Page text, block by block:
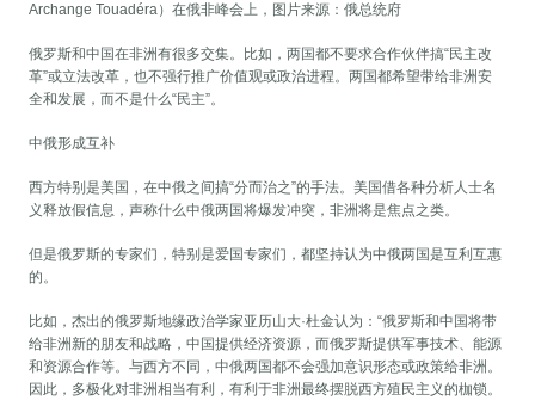
Archange Touadéra）在俄非峰会上，图片来源：俄总统府
俄罗斯和中国在非洲有很多交集。比如，两国都不要求合作伙伴搞“民主改
革”或立法改革，也不强行推广价值观或政治进程。两国都希望带给非洲安
全和发展，而不是什么“民主”。
中俄形成互补
西方特别是美国，在中俄之间搞“分而治之”的手法。美国借各种分析人士名
义释放假信息，声称什么中俄两国将爆发冲突，非洲将是焦点之类。
但是俄罗斯的专家们，特别是爱国专家们，都坚持认为中俄两国是互利互惠
的。
比如，杰出的俄罗斯地缘政治学家亚历山大·杜金认为：“俄罗斯和中国将带
给非洲新的朋友和战略，中国提供经济资源，而俄罗斯提供军事技术、能源
和资源合作等。与西方不同，中俄两国都不会强加意识形态或政策给非洲。
因此，多极化对非洲相当有利，有利于非洲最终摆脱西方殖民主义的枷锁。